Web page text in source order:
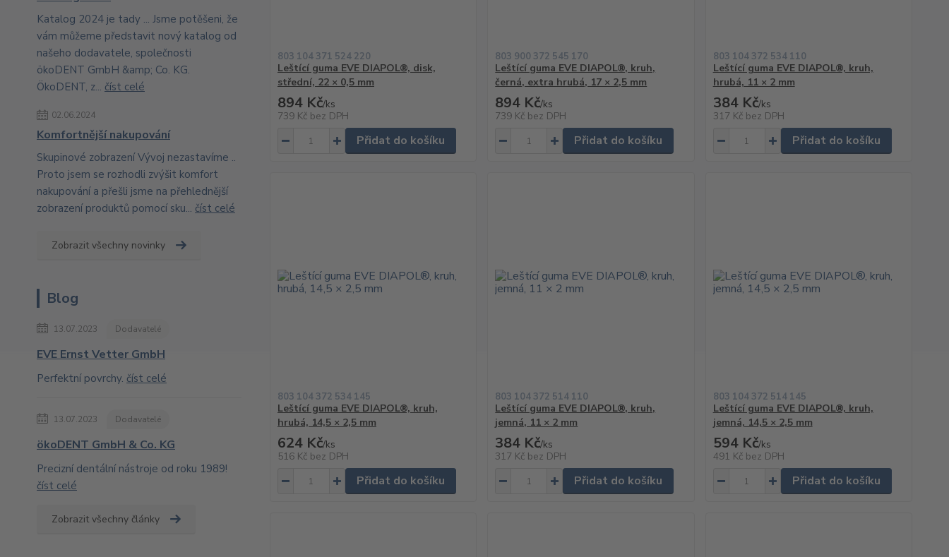
Katalog 2024 je tady ... Jsme potěšeni, že
vám můžeme představit nový katalog od
našeho dodavatele, společnosti
ökoDENT GmbH &amp; Co. KG.
ÖkoDENT, z... číst celé
02.06.2024
Komfortnější nakupování
Skupinové zobrazení Vývoj nezastavíme ..
Proto jsem se rozhodli zvýšit komfort
nakupování a přešli jsme na přehlednější
zobrazení produktů pomocí sku... číst celé
Zobrazit všechny novinky
Blog
13.07.2023 Dodavatelé
EVE Ernst Vetter GmbH
Perfektní povrchy. číst celé
13.07.2023 Dodavatelé
ökoDENT GmbH & Co. KG
Precizní dentální nástroje od roku 1989!
číst celé
Zobrazit všechny články
803 104 371 524 220
Leštící guma EVE DIAPOL®, disk,
střední, 22 × 0,5 mm
894 Kč/ks
739 Kč bez DPH
Přidat do košíku
803 900 372 545 170
Leštící guma EVE DIAPOL®, kruh,
černá, extra hrubá, 17 × 2,5 mm
894 Kč/ks
739 Kč bez DPH
Přidat do košíku
803 104 372 534 110
Leštící guma EVE DIAPOL®, kruh,
hrubá, 11 × 2 mm
384 Kč/ks
317 Kč bez DPH
Přidat do košíku
803 104 372 534 145
Leštící guma EVE DIAPOL®, kruh,
hrubá, 14,5 × 2,5 mm
624 Kč/ks
516 Kč bez DPH
Přidat do košíku
803 104 372 514 110
Leštící guma EVE DIAPOL®, kruh,
jemná, 11 × 2 mm
384 Kč/ks
317 Kč bez DPH
Přidat do košíku
803 104 372 514 145
Leštící guma EVE DIAPOL®, kruh,
jemná, 14,5 × 2,5 mm
594 Kč/ks
491 Kč bez DPH
Přidat do košíku